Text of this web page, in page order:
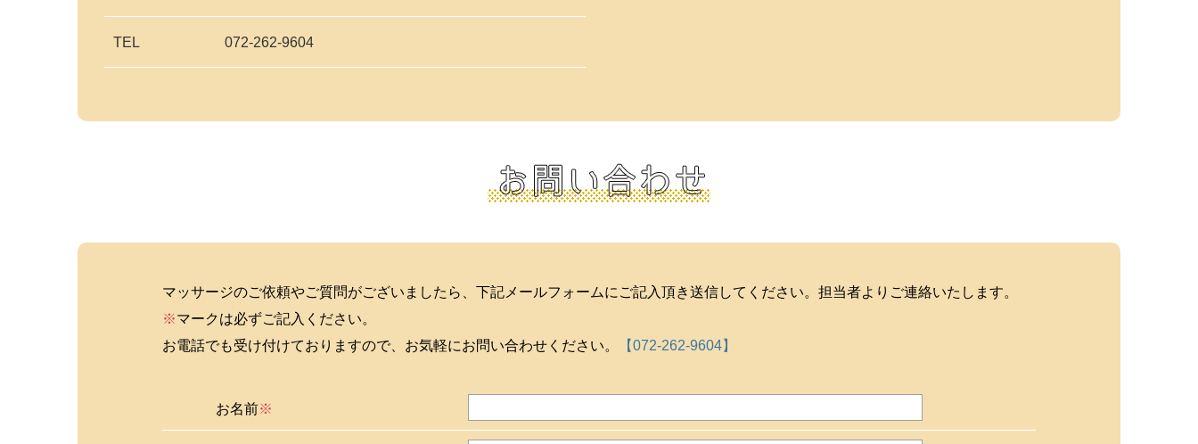
TEL 072-262-9604
マッサージのご依頼やご質問がございましたら、下記メールフォームにご記入頂き送信してください。担当者よりご連絡いたします。
※マークは必ずご記入ください。
お電話でも受け付けておりますので、お気軽にお問い合わせください。
【072-262-9604】
お名前※